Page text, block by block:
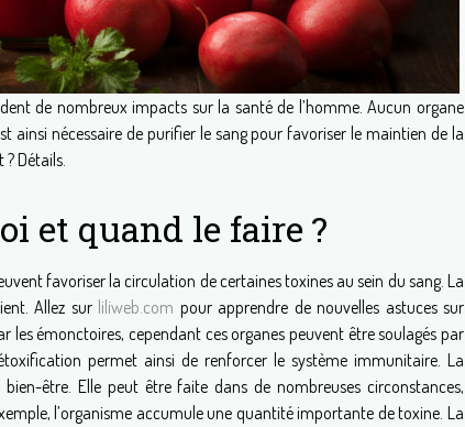
de nombreux impacts sur la santé de l’homme. Aucun organe
ainsi nécessaire de purifier le sang pour favoriser le maintien de la
Détails.
et quand le faire ?
favoriser la circulation de certaines toxines au sein du sang. La
Allez sur liliweb.com pour apprendre de nouvelles astuces sur
les émonctoires, cependant ces organes peuvent être soulagés par
permet ainsi de renforcer le système immunitaire. La
être. Elle peut être faite dans de nombreuses circonstances,
l’organisme accumule une quantité importante de toxine. La